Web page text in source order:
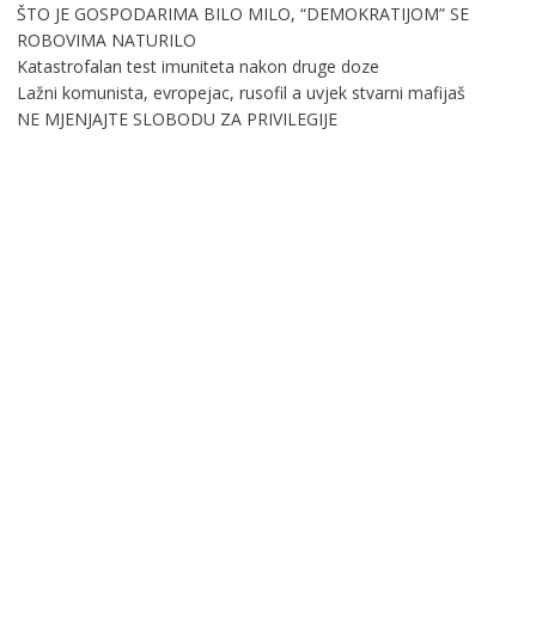
ŠTO JE GOSPODARIMA BILO MILO, “DEMOKRATIJOM” SE
ROBOVIMA NATURILO
Katastrofalan test imuniteta nakon druge doze
Lažni komunista, evropejac, rusofil a uvjek stvarni mafijaš
NE MJENJAJTE SLOBODU ZA PRIVILEGIJE